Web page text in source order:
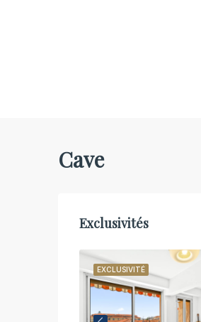
Cave
Exclusivités
EXCLUSIVITÉ